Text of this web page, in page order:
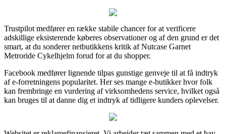
Trustpilot medfører en række stabile chancer for at verificere
adskillige eksisterende køberes observationer og af den grund er det
smart, at du sonderer netbutikkens kritik af Nutcase Garnet
Metroride Cykelhjelm forud for at du shopper.
Facebook medfører lignende tilpas gunstige genveje til at få indtryk
af e-forretningens popularitet. Her ses mange e-butikker hvor folk
kan frembringe en vurdering af virksomhedens service, hvilket også
kan bruges til at danne dig et indtryk af tidligere kunders oplevelser.